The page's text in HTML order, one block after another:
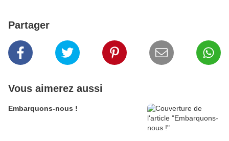
Partager
Vous aimerez aussi
Embarquons-nous !